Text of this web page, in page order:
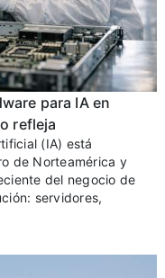
para IA en
refleja
(IA) está
de Norteamérica y
del negocio de
servidores,